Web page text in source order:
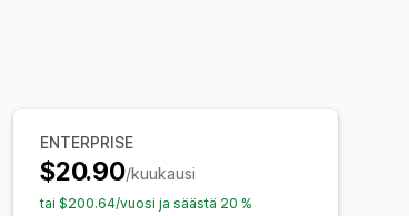
ENTERPRISE
$20.90/kuukausi
tai $200.64/vuosi ja säästä 20 %